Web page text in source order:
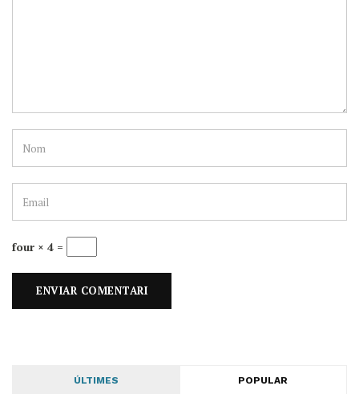
four × 4 =
ÚLTIMES POPULAR